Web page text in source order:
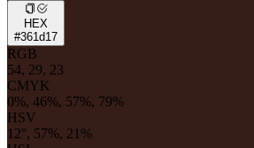
HEX
#361d17
RGB
54, 29, 23
CMYK
0%, 46%, 57%, 79%
HSV
12°, 57%, 21%